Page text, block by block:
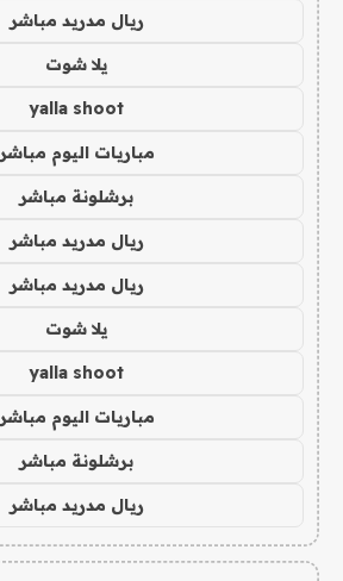
ريال مدريد مباشر
يلا شوت
yalla shoot
مباريات اليوم مباشر
برشلونة مباشر
ريال مدريد مباشر
ريال مدريد مباشر
يلا شوت
yalla shoot
مباريات اليوم مباشر
برشلونة مباشر
ريال مدريد مباشر